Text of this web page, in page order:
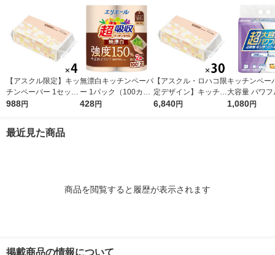
【アスクル限定】キッ
チンペーパー 1セット
（200組×4）スコッテ
タオル 日本製紙クレ
988円
無漂白キッチンペーパ
ー 1パック（100カッ
ト×2ロール）超吸収
428円
【アスクル・ロハコ限
定デザイン】キッチン
ペーパー スコッティ
6,840円
キッチンペー
大容量 パワ
巻 キッチン
1,080円
最近見た商品
商品を閲覧すると履歴が表示されます
掲載商品の情報について